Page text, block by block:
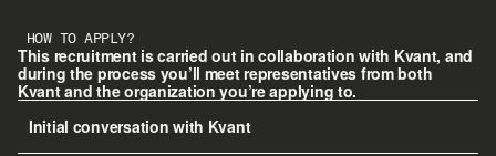
HOW TO APPLY?
This recruitment is carried out in collaboration with Kvant, and
during the process you’ll meet representatives from both
Kvant and the organization you’re applying to.
Initial conversation with Kvant